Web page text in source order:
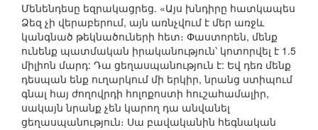
Մենենդեսը եզրակացրեց. «Այս խնդիրը հատկապես
Ձեզ չի վերաբերում, այն առնչվում է մեր առջև
կանգնած թեկնածուների հետ։ Փաստորեն, մենք
ունենք պատմական իրականություն՝ կոտորվել է 1.5
միլիոն մարդ: Դա ցեղասպանություն է: Եվ դեռ մենք
դեսպան ենք ուղարկում մի երկիր, նրանց ստիպում
գնալ հայ ժողովրդի հոլոքոստի հուշահամալիր,
սակայն նրանք չեն կարող դա անվանել
ցեղասպանություն։ Սա բավականին հեգնական